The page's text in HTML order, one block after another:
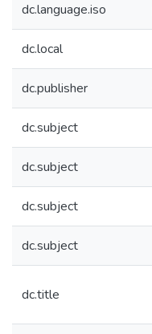
dc.language.iso
dc.local
dc.publisher
dc.subject
dc.subject
dc.subject
dc.subject
dc.title